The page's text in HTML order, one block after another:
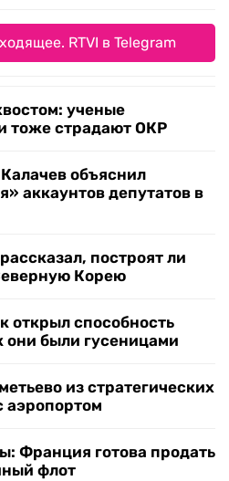
RTVI в Telegram
ученые
тоже страдают ОКР
объяснил
аккаунтов депутатов в
построят ли
Корею
открыл способность
они были гусеницами
из стратегических
аэропортом
Франция готова продать
флот